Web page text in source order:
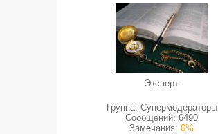
Эксперт
Группа: Супермодераторы
Сообщений: 6490
Замечания: 0%